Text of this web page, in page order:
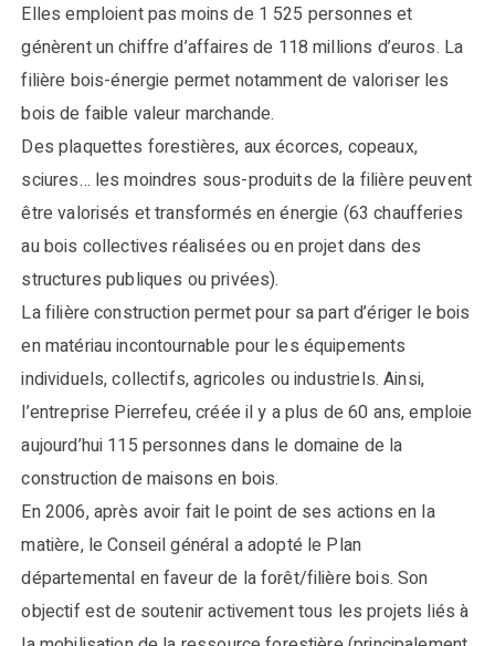
Elles emploient pas moins de 1 525 personnes et
génèrent un chiffre d’affaires de 118 millions d’euros. La
filière bois-énergie permet notamment de valoriser les
bois de faible valeur marchande.
Des plaquettes forestières, aux écorces, copeaux,
sciures… les moindres sous-produits de la filière peuvent
être valorisés et transformés en énergie (63 chaufferies
au bois collectives réalisées ou en projet dans des
structures publiques ou privées).
La filière construction permet pour sa part d’ériger le bois
en matériau incontournable pour les équipements
individuels, collectifs, agricoles ou industriels. Ainsi,
l’entreprise Pierrefeu, créée il y a plus de 60 ans, emploie
aujourd’hui 115 personnes dans le domaine de la
construction de maisons en bois.
En 2006, après avoir fait le point de ses actions en la
matière, le Conseil général a adopté le Plan
départemental en faveur de la forêt/filière bois. Son
objectif est de soutenir activement tous les projets liés à